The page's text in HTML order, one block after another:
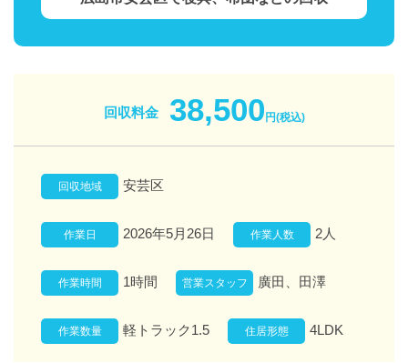
回収料金 38,500 円(税込)
回収地域 安芸区
作業日 2026年5月26日 作業人数 2人
作業時間 1時間 営業スタッフ 廣田、田澤
作業数量 軽トラック1.5 住居形態 4LDK